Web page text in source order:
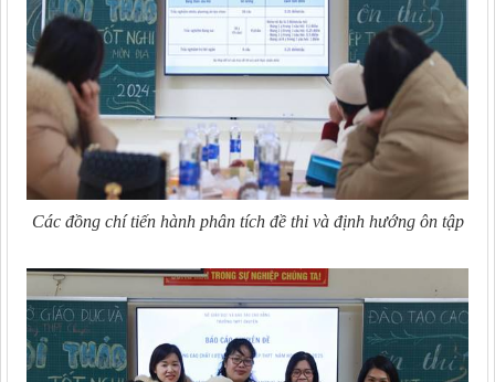
Các đồng chí tiến hành phân tích đề thi và định hướng ôn tập